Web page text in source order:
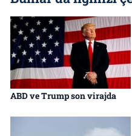
ABD ve Trump son virajda